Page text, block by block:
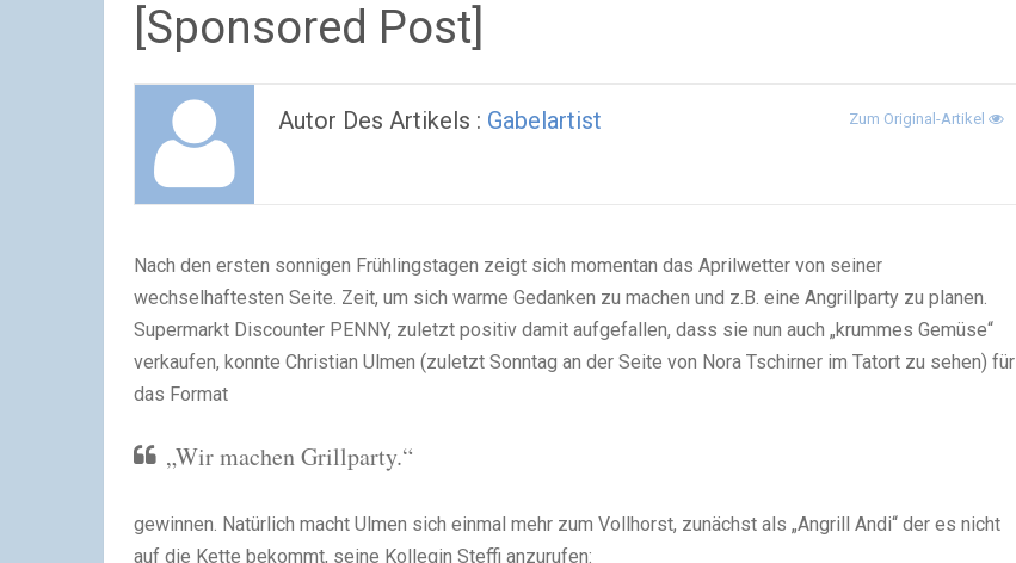
[Sponsored Post]
Autor Des Artikels : Gabelartist Zum Original-Artikel
Nach den ersten sonnigen Frühlingstagen zeigt sich momentan das Aprilwetter von seiner
wechselhaftesten Seite. Zeit, um sich warme Gedanken zu machen und z.B. eine Angrillparty zu planen.
Supermarkt Discounter PENNY, zuletzt positiv damit aufgefallen, dass sie nun auch „krummes Gemüse“
verkaufen, konnte Christian Ulmen (zuletzt Sonntag an der Seite von Nora Tschirner im Tatort zu sehen) für
das Format
„Wir machen Grillparty.“
gewinnen. Natürlich macht Ulmen sich einmal mehr zum Vollhorst, zunächst als „Angrill Andi“ der es nicht
auf die Kette bekommt, seine Kollegin Steffi anzurufen: